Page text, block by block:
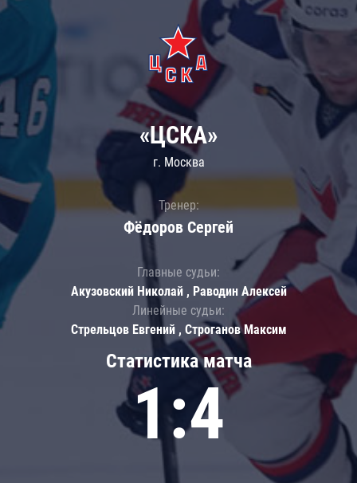
Статистика матча
1:4
«ЦСКА»
г. Москва
Тренер:
Фёдоров Сергей
Главные судьи:
Акузовский Николай , Раводин Алексей
Линейные судьи:
Стрельцов Евгений , Строганов Максим